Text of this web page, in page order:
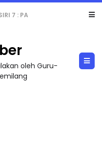
- FLeP) 2026
oleh Guru-